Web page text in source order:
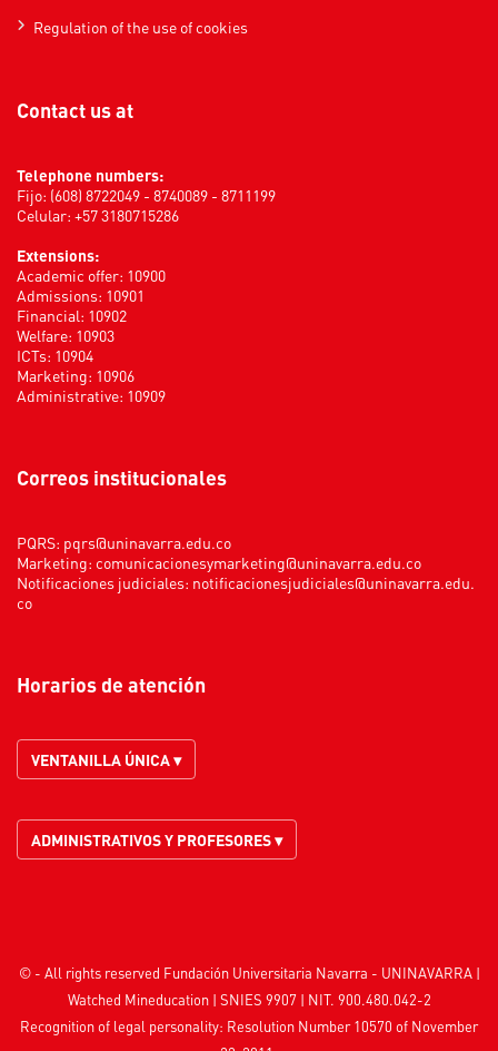
Regulation of the use of cookies
Contact us at
Telephone numbers:
Fijo: (608) 8722049 - 8740089 - 8711199
Celular: +57 3180715286
Extensions:
Academic offer: 10900
Admissions: 10901
Financial: 10902
Welfare: 10903
ICTs: 10904
Marketing: 10906
Administrative: 10909
Correos institucionales
PQRS: pqrs@uninavarra.edu.co
Marketing: comunicacionesymarketing@uninavarra.edu.co
Notificaciones judiciales: notificacionesjudiciales@uninavarra.edu.
co
Horarios de atención
VENTANILLA ÚNICA ▾
ADMINISTRATIVOS Y PROFESORES ▾
© - All rights reserved Fundación Universitaria Navarra - UNINAVARRA |
Watched Mineducation| SNIES 9907 | NIT. 900.480.042-2
Recognition of legal personality: Resolution Number 10570 of November